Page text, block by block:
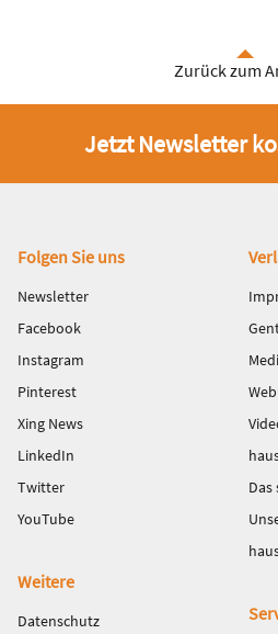
Zurück zum
Jetzt Newsletter
Fußbereich
Folgen Sie uns
Newsletter
Facebook
Instagram
Pinterest
Xing News
LinkedIn
Twitter
YouTube
Das
Weitere
Datenschutz